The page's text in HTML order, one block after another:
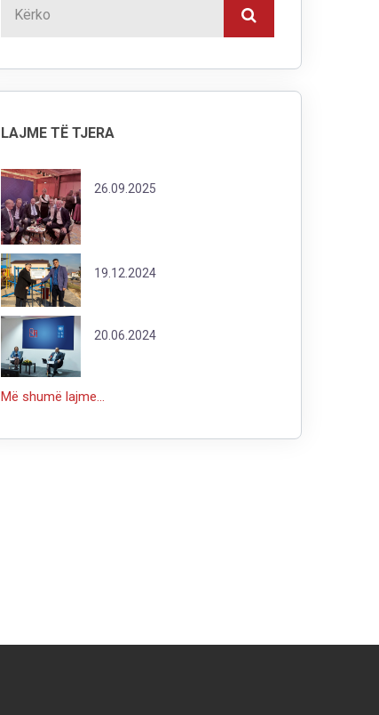
LAJME TË TJERA
26.09.2025
19.12.2024
20.06.2024
Më shumë lajme...